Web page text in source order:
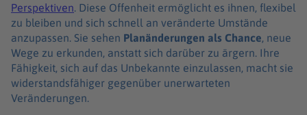
Perspektiven. Diese Offenheit ermöglicht es ihnen, flexibel
zu bleiben und sich schnell an veränderte Umstände
anzupassen. Sie sehen Planänderungen als Chance, neue
Wege zu erkunden, anstatt sich darüber zu ärgern. Ihre
Fähigkeit, sich auf das Unbekannte einzulassen, macht sie
widerstandsfähiger gegenüber unerwarteten
Veränderungen.